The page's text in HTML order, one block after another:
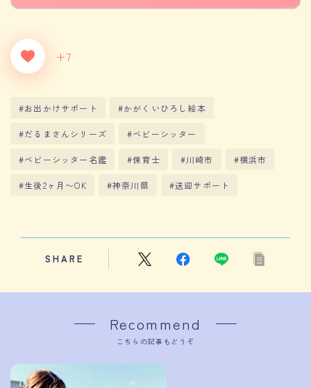
+7
#お出かけサポート #かがくいひろし絵本
#だるまさんシリーズ #ベビーシッター
#ベビーシッター名鑑 #保育士 #川崎市 #横浜市
#生後2ヶ月〜OK #神奈川県 #送迎サポート
SHARE
Recommend
こちらの記事もどうぞ